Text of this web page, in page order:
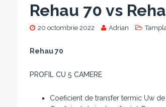
Rehau 70 vs
20 octombrie 2022 Adrian
Rehau 70
PROFIL CU 5 CAMERE
Coeficient de transfer termic Uw